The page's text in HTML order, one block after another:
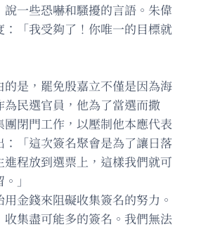
一些恐嚇和騷擾的言語。朱偉
：「我受夠了！你唯一的目標就
的是，罷免殷嘉立不僅是因為海
民選官員，他為了當選而撒
閉門工作，以壓制他本應代表
「這次簽名聚會是為了讓日落
程放到選票上，這樣我們就可
」
用金錢來阻礙收集簽名的努力。
集盡可能多的簽名。我們無法